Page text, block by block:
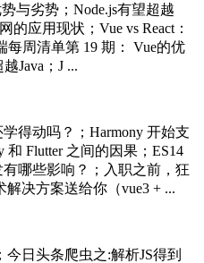
与劣势；Node.js有望超越
的应用现状；Vue vs React：
每周清单第 19 期： Vue的优
Java；J ...
得动吗？；Harmony 开始支
和 Flutter 之间的因果；ES14
哪些影响？；入职之前，狂
决方案送给你（vue3 + ...
日头条爬虫之:解析JS得到